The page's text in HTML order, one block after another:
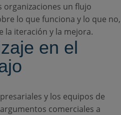
un flujo
lo que funciona y lo que no,
la iteración y la mejora.
en el
y los equipos de
comerciales a